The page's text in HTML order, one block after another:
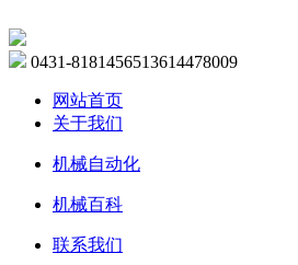
0431-8181456513614478009
网站首页
关于我们
机械自动化
机械百科
联系我们